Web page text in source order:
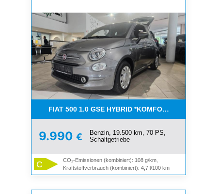
FIAT 500 1.0 GSE HYBRID *KOMFORT PAKET*CAR-
9.990 €
Benzin, 19.500 km, 70 PS,
Schaltgetriebe
C
CO₂-Emissionen (kombiniert): 108 g/km,
Kraftstoffverbrauch (kombiniert): 4,7 l/100 km